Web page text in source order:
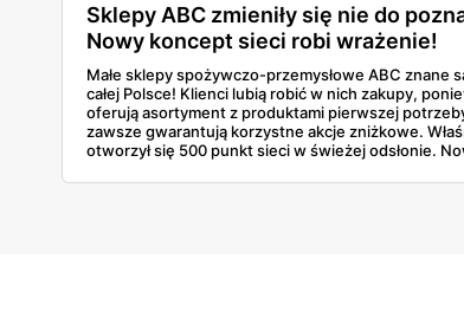
Sklepy ABC zmieniły się nie do
Nowy koncept sieci robi wrażenie!
Małe sklepy spożywczo-przemysłowe ABC znane
całej Polsce! Klienci lubią robić w nich zakupy,
oferują asortyment z produktami pierwszej
zawsze gwarantują korzystne akcje zniżkowe.
otworzył się 500 punkt sieci w świeżej odsłonie.
więcej!